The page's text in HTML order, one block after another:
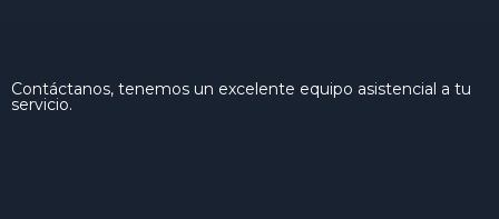
Contáctanos, tenemos un excelente equipo asistencial a tu
servicio.